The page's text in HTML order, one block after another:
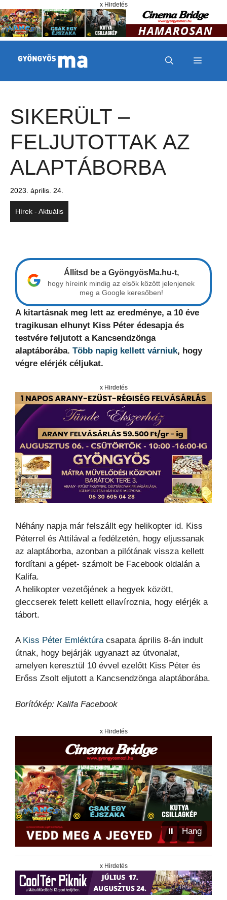
x Hirdetés
MENÜ
SIKERÜLT –
FELJUTOTTAK AZ
ALAPTÁBORBA
2023. április. 24.
Hírek - Aktuális
Állítsd be a GyöngyösMa.hu-t,
hogy híreink mindig az elsők között jelenjenek
meg a Google keresőben!
A kitartásnak meg lett az eredménye, a 10 éve
tragikusan elhunyt Kiss Péter édesapja és
testvére feljutott a Kancsendzönga
alaptáborába. Több napig kellett várniuk, hogy
végre elérjék céljukat.
x Hirdetés
Néhány napja már felszállt egy helikopter id. Kiss
Péterrel és Attilával a fedélzetén, hogy eljussanak
az alaptáborba, azonban a pilótának vissza kellett
fordítani a gépet- számolt be Facebook oldalán a
Kalifa.
A helikopter vezetőjének a hegyek között,
gleccserek felett kellett ellavíroznia, hogy elérjék a
tábort.
A Kiss Péter Emléktúracsapata április 8-án indult
útnak, hogy bejárják ugyanazt az útvonalat,
amelyen keresztül 10 évvel ezelőtt Kiss Péter és
Erőss Zsolt eljutott a Kancsendzönga alaptáborába.
Borítókép: Kalifa Facebook
x Hirdetés
⏸ Hang
x Hirdetés